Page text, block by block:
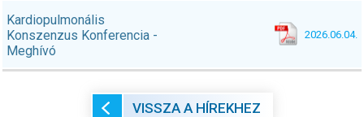
Kardiopulmonális
Konszenzus Konferencia -
Meghívó
2026.06.04.
VISSZA A HÍREKHEZ